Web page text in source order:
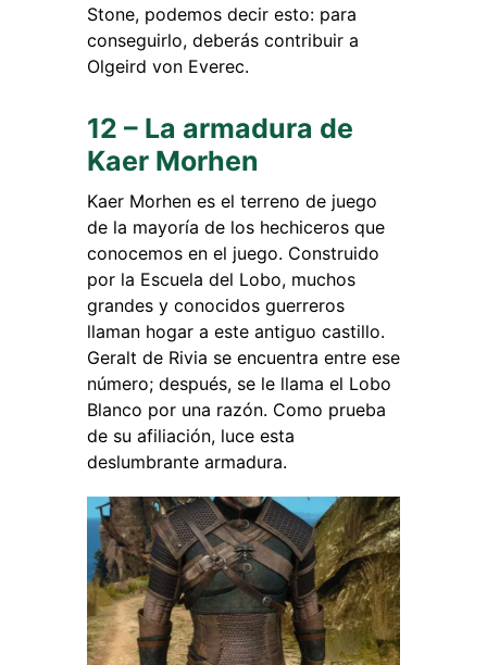
Stone, podemos decir esto: para
conseguirlo, deberás contribuir a
Olgeird von Everec.
12 – La armadura de
Kaer Morhen
Kaer Morhen es el terreno de juego
de la mayoría de los hechiceros que
conocemos en el juego. Construido
por la Escuela del Lobo, muchos
grandes y conocidos guerreros
llaman hogar a este antiguo castillo.
Geralt de Rivia se encuentra entre ese
número; después, se le llama el Lobo
Blanco por una razón. Como prueba
de su afiliación, luce esta
deslumbrante armadura.